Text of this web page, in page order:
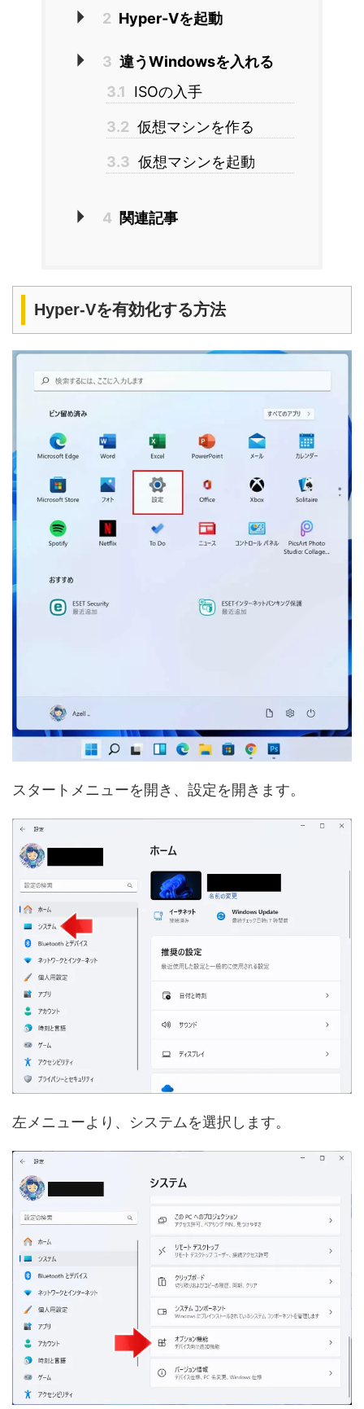
2 Hyper-Vを起動
3 違うWindowsを入れる
3.1
ISOの入手
3.2 仮想マシンを作る
3.3 仮想マシンを起動
4 関連記事
Hyper-Vを有効化する方法
スタートメニューを開き、設定を開きます。
左メニューより、システムを選択します。